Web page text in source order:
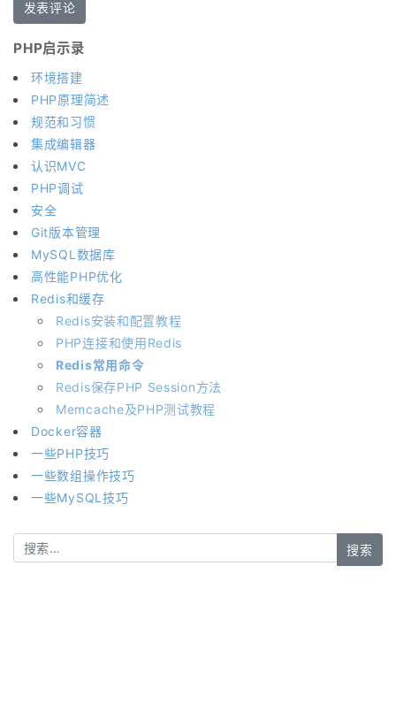
PHP启示录
环境搭建
PHP原理简述
规范和习惯
集成编辑器
认识MVC
PHP调试
安全
Git版本管理
MySQL数据库
高性能PHP优化
Redis和缓存
Redis安装和配置教程
PHP连接和使用Redis
Redis常用命令
Redis保存PHP Session方法
Memcache及PHP测试教程
Docker容器
一些PHP技巧
一些数组操作技巧
一些MySQL技巧